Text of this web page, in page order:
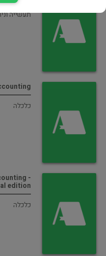
תעשייה
כלכלה
-
edition
כלכלה